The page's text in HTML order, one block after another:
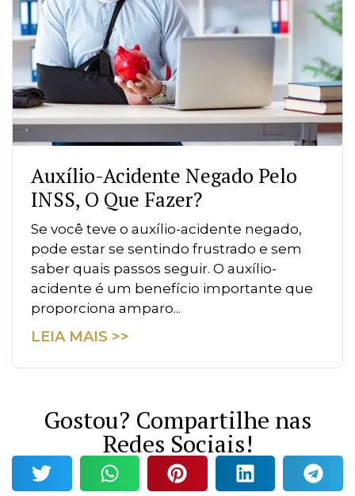
Auxílio-Acidente Negado Pelo
INSS, O Que Fazer?
Se você teve o auxílio-acidente negado,
pode estar se sentindo frustrado e sem
saber quais passos seguir. O auxílio-
acidente é um benefício importante que
proporciona amparo...
LEIA MAIS >>
Gostou? Compartilhe nas
Redes Sociais!